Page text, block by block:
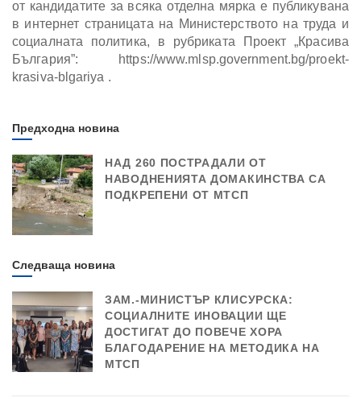
от кандидатите за всяка отделна мярка е публикувана
в интернет страницата на Министерството на труда и
социалната политика, в рубриката Проект „Красива
България”: https://www.mlsp.government.bg/proekt-
krasiva-blgariya .
Предходна новина
НАД 260 ПОСТРАДАЛИ ОТ
НАВОДНЕНИЯТА ДОМАКИНСТВА СА
ПОДКРЕПЕНИ ОТ МТСП
Следваща новина
ЗАМ.-МИНИСТЪР КЛИСУРСКА:
СОЦИАЛНИТЕ ИНОВАЦИИ ЩЕ
ДОСТИГАТ ДО ПОВЕЧЕ ХОРА
БЛАГОДАРЕНИЕ НА МЕТОДИКА НА
МТСП